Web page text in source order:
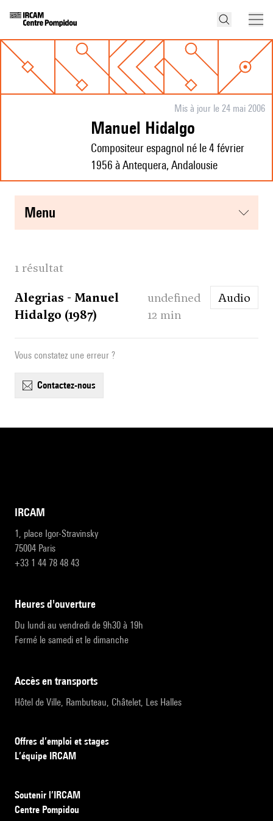
Mis à jour le 24 mai 2006
Manuel Hidalgo
Compositeur espagnol né le 4 février
1956 à Antequera, Andalousie
menu
1 résultat
Alegrias - Manuel
Hidalgo (1987)
undefined
12 min
Audio
Vous constatez une erreur ?
contactez-nous
IRCAM
1, place Igor-Stravinsky
75004 Paris
+33 1 44 78 48 43
heures d'ouverture
Du lundi au vendredi de 9h30 à 19h
Fermé le samedi et le dimanche
accès en transports
Hôtel de Ville, Rambuteau, Châtelet, Les Halles
Offres d’emploi et stages
L’équipe IRCAM
Soutenir l’IRCAM
Centre Pompidou